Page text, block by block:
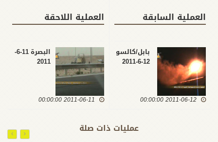
العملية السابقة
بابل/كالسو
12-6-2011
2011-06-12 00:00:00
العملية اللاحقة
البصرة 11-6-
2011
2011-06-11 00:00:00
عمليات ذات صلة